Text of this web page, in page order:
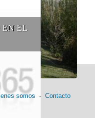
EN EL
somos - Contacto